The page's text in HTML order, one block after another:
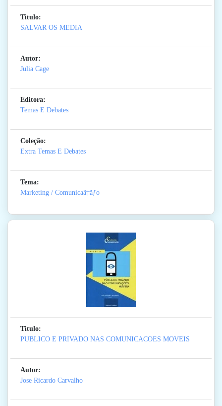
Titulo:
SALVAR OS MEDIA
Autor:
Julia Cage
Editora:
Temas E Debates
Coleção:
Extra Temas E Debates
Tema:
Marketing / Comunicaã‡ãƒo
Titulo:
PUBLICO E PRIVADO NAS COMUNICACOES MOVEIS
Autor:
Jose Ricardo Carvalho